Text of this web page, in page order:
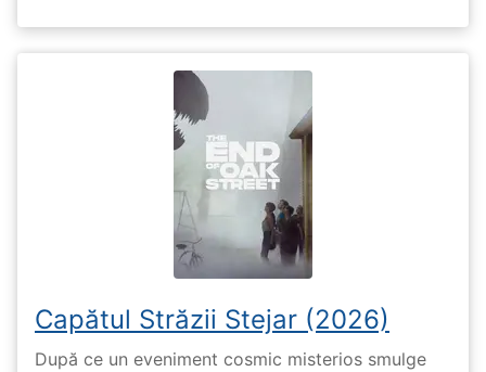
Capătul Străzii Stejar (2026)
După ce un eveniment cosmic misterios smulge